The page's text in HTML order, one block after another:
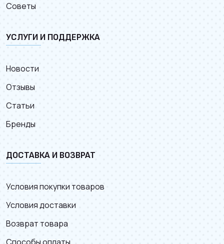
Советы
УСЛУГИ И ПОДДЕРЖКА
Новости
Отзывы
Статьи
Бренды
ДОСТАВКА И ВОЗВРАТ
Условия покупки товаров
Условия доставки
Возврат товара